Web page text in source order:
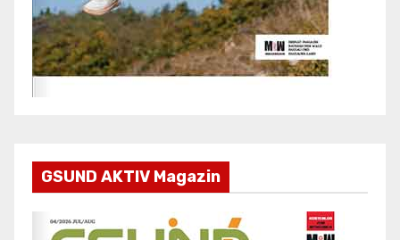
GSUND AKTIV Magazin